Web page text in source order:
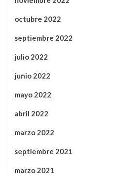
octubre 2022
septiembre 2022
julio 2022
junio 2022
mayo 2022
abril 2022
marzo 2022
septiembre 2021
marzo 2021